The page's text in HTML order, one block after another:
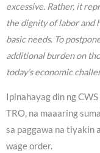
excessive. Rather, it
the dignity of labor and
basic needs. To
additional burden on
today’s economic
Ipinahayag din ng
TRO, na maaaring
sa paggawa na tiyakin
wage order.